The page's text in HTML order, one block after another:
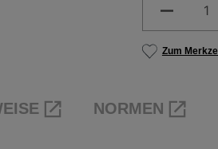
Zum
NORMEN